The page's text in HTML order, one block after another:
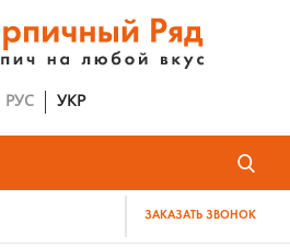
РУС УКР
ЗАКАЗАТЬ ЗВОНОК